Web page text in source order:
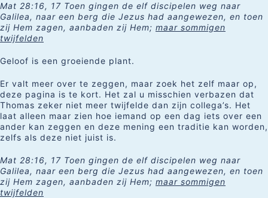
Mat 28:16, 17 Toen gingen de elf discipelen weg naar
Galilea, naar een berg die Jezus had aangewezen, en toen
zij Hem zagen, aanbaden zij Hem; maar sommigen
twijfelden
Geloof is een groeiende plant.
Er valt meer over te zeggen, maar zoek het zelf maar op,
deze pagina is te kort. Het zal u misschien verbazen dat
Thomas zeker niet meer twijfelde dan zijn collega’s. Het
laat alleen maar zien hoe iemand op een dag iets over een
ander kan zeggen en deze mening een traditie kan worden,
zelfs als deze niet juist is.
Mat 28:16, 17 Toen gingen de elf discipelen weg naar
Galilea, naar een berg die Jezus had aangewezen, en toen
zij Hem zagen, aanbaden zij Hem; maar sommigen
twijfelden